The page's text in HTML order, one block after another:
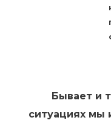
Бывает и
ситуациях мы